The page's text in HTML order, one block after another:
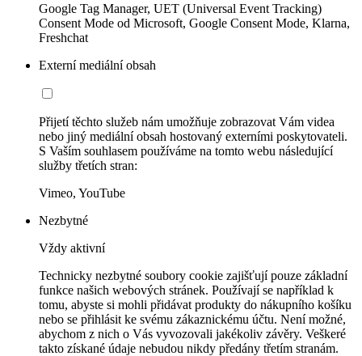
Google Tag Manager, UET (Universal Event Tracking)
Consent Mode od Microsoft, Google Consent Mode, Klarna,
Freshchat
Externí mediální obsah
Přijetí těchto služeb nám umožňuje zobrazovat Vám videa
nebo jiný mediální obsah hostovaný externími poskytovateli.
S Vaším souhlasem používáme na tomto webu následující
služby třetích stran:
Vimeo, YouTube
Nezbytné
Vždy aktivní
Technicky nezbytné soubory cookie zajišťují pouze základní
funkce našich webových stránek. Používají se například k
tomu, abyste si mohli přidávat produkty do nákupního košíku
nebo se přihlásit ke svému zákaznickému účtu. Není možné,
abychom z nich o Vás vyvozovali jakékoliv závěry. Veškeré
takto získané údaje nebudou nikdy předány třetím stranám.